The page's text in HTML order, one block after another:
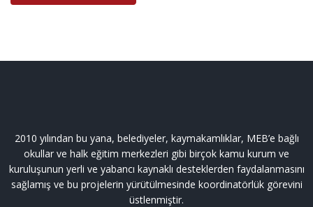
2010 yılından bu yana, belediyeler, kaymakamlıklar, MEB’e bağlı
okullar ve halk eğitim merkezleri gibi birçok kamu kurum ve
kuruluşunun yerli ve yabancı kaynaklı desteklerden faydalanmasını
sağlamış ve bu projelerin yürütülmesinde koordinatörlük görevini
üstlenmiştir.